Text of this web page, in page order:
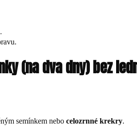
(na dva dny) bez
semínkem nebo celozrnné krekry.